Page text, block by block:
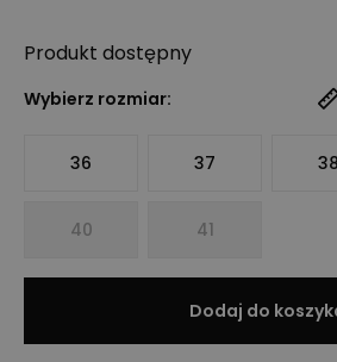
Produkt dostępny
Wybierz rozmiar:
36 37 38
40 41
Dodaj do